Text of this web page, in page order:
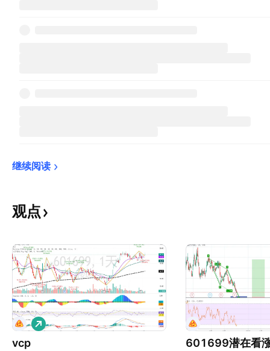
继续阅读
观点
vcp
做
多
601699潜在看